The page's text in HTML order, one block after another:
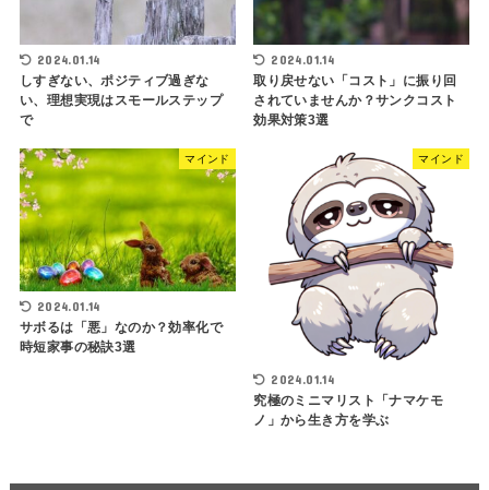
2024.01.14
しすぎない、ポジティブ過ぎな
い、理想実現はスモールステップ
で
2024.01.14
取り戻せない「コスト」に振り回
されていませんか？サンクコスト
効果対策3選
マインド
2024.01.14
サボるは「悪」なのか？効率化で
時短家事の秘訣3選
マインド
2024.01.14
究極のミニマリスト「ナマケモ
ノ」から生き方を学ぶ